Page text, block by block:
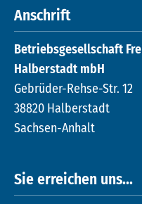
Anschrift
Betriebsgesellschaft
Halberstadt mbH
Gebrüder-Rehse-Str. 12
38820 Halberstadt
Sachsen-Anhalt
Sie erreichen uns...